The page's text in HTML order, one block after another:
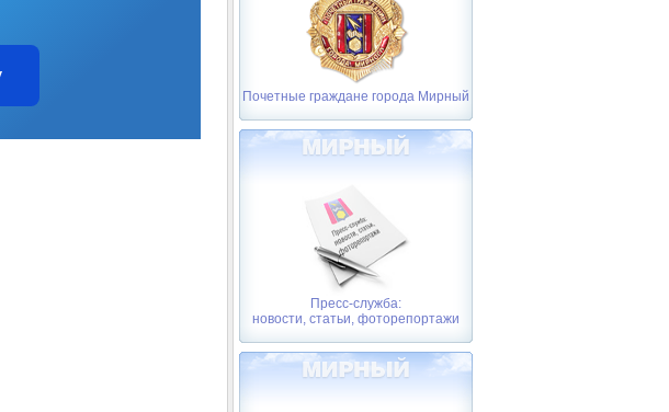
Почетные граждане города Мирный
Пресс-служба:
новости, статьи, фоторепортажи